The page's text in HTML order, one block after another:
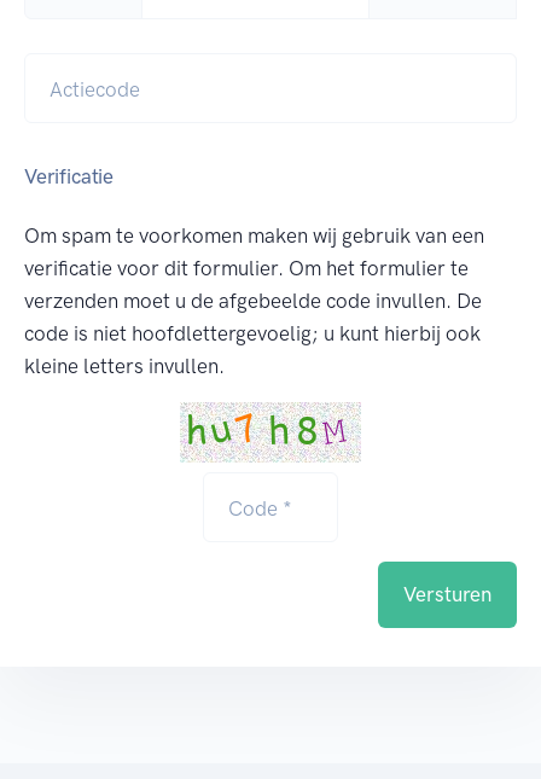
Actiecode
Verificatie
Om spam te voorkomen maken wij gebruik van een
verificatie voor dit formulier. Om het formulier te
verzenden moet u de afgebeelde code invullen. De
code is niet hoofdlettergevoelig; u kunt hierbij ook
kleine letters invullen.
Code *
Versturen